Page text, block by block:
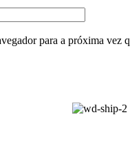
para a próxima vez